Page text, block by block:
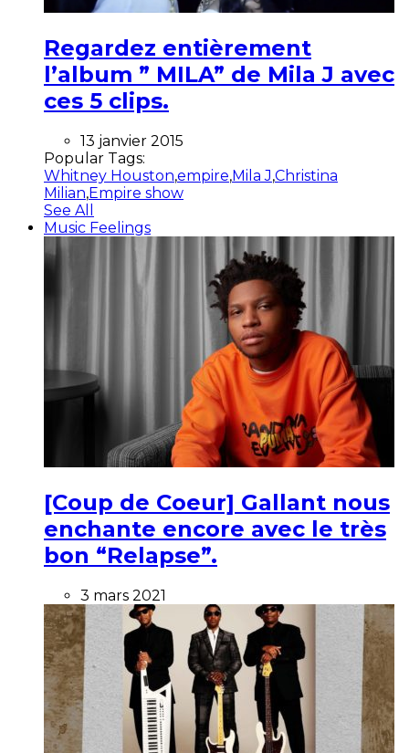
Regardez entièrement
l’album ” MILA” de Mila J avec
ces 5 clips.
13 janvier 2015
Popular Tags:
Whitney Houston,empire,Mila J,Christina
Milian,Empire show
See All
Music Feelings
[Coup de Coeur] Gallant nous
enchante encore avec le très
bon “Relapse”.
3 mars 2021